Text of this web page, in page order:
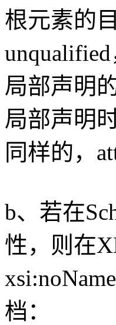
根元素的
局部声明
局部声明
同样的，
b、若在
性，则在
档：